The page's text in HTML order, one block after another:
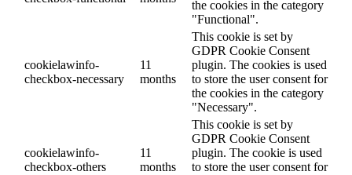
the cookies in the category
"Functional".
cookielawinfo-
checkbox-necessary
11
months
This cookie is set by
GDPR Cookie Consent
plugin. The cookies is used
to store the user consent for
the cookies in the category
"Necessary".
cookielawinfo-
checkbox-others
11
months
This cookie is set by
GDPR Cookie Consent
plugin. The cookie is used
to store the user consent for